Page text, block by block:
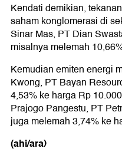
Kendati demikian,
saham konglomerasi di
Sinar Mas, PT Dian
misalnya melemah
Kemudian emiten energi
Kwong, PT Bayan
4,53% ke harga Rp
Prajogo Pangestu, PT
juga melemah 3,74% ke
(ahi/ara)